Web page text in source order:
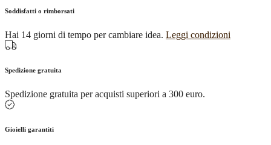
Soddisfatti o rimborsati
Hai 14 giorni di tempo per cambiare idea. Leggi condizioni
Spedizione gratuita
Spedizione gratuita per acquisti superiori a 300 euro.
Gioielli garantiti